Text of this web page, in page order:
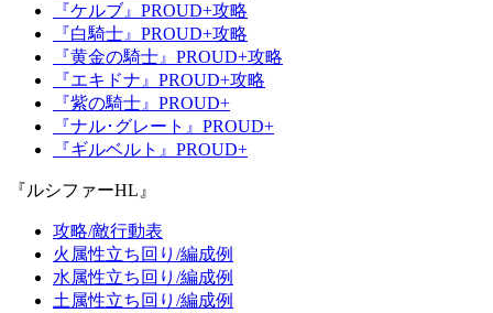
『ケルブ』PROUD+攻略
『白騎士』PROUD+攻略
『黄金の騎士』PROUD+攻略
『エキドナ』PROUD+攻略
『紫の騎士』PROUD+
『ナル･グレート』PROUD+
『ギルベルト』PROUD+
『ルシファーHL』
攻略/敵行動表
火属性立ち回り/編成例
水属性立ち回り/編成例
土属性立ち回り/編成例